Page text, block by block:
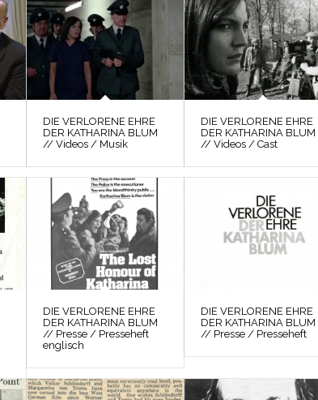
DIE VERLORENE EHRE
DER KATHARINA BLUM
// Videos / Musik
DIE VERLORENE EHRE
DER KATHARINA BLUM
// Videos / Cast
DIE VERLORENE EHRE
DER KATHARINA BLUM
// Presse / Presseheft
englisch
DIE VERLORENE EHRE
DER KATHARINA BLUM
// Presse / Presseheft